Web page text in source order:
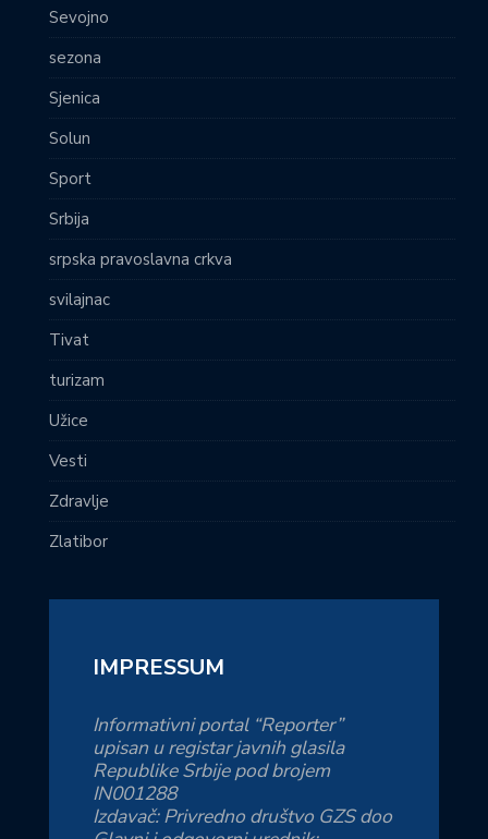
Sevojno
sezona
Sjenica
Solun
Sport
Srbija
srpska pravoslavna crkva
svilajnac
Tivat
turizam
Užice
Vesti
Zdravlje
Zlatibor
IMPRESSUM
Informativni portal “Reporter”
upisan u registar javnih glasila
Republike Srbije pod brojem
IN001288
Izdavač: Privredno društvo GZS doo